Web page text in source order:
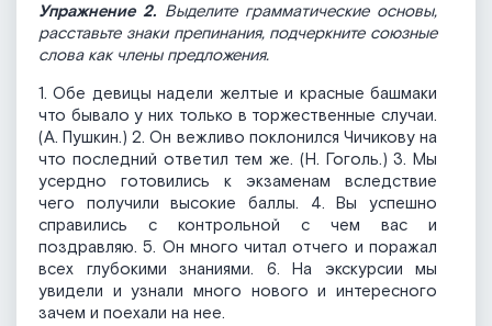
Упражнение 2. Выделите грамматические основы,
расставьте знаки препинания, подчеркните союзные
слова как члены предложения.
1. Обе девицы надели желтые и красные башмаки
что бывало у них только в торжественные случаи.
(А. Пушкин.) 2. Он вежливо поклонился Чичикову на
что последний ответил тем же. (Н. Гоголь.) 3. Мы
усердно готовились к экзаменам вследствие
чего получили высокие баллы. 4. Вы успешно
справились с контрольной с чем вас и
поздравляю. 5. Он много читал отчего и поражал
всех глубокими знаниями. 6. На экскурсии мы
увидели и узнали много нового и интересного
зачем и поехали на нее.